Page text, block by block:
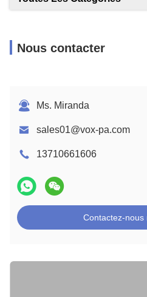
Nous contacter
Ms. Miranda
sales01@vox-pa.com
13710661606
Contactez-nous